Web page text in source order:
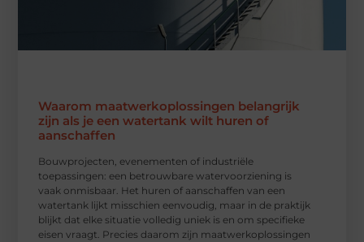
Waarom maatwerkoplossingen belangrijk
zijn als je een watertank wilt huren of
aanschaffen
Bouwprojecten, evenementen of industriële
toepassingen: een betrouwbare watervoorziening is
vaak onmisbaar. Het huren of aanschaffen van een
watertank lijkt misschien eenvoudig, maar in de praktijk
blijkt dat elke situatie volledig uniek is en om specifieke
eisen vraagt. Precies daarom zijn maatwerkoplossingen